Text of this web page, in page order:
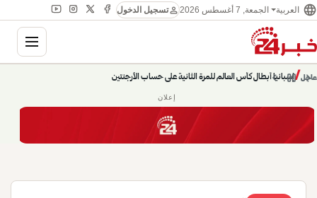
language العربية الجمعة, 7 أغسطس 2026 personتسجيل الدخول
عاجل/إسبانيا أبطال كأس العالم للمرة الثانية على حساب الأرجنتين chevron_right
pause
chevron_left
إعلان